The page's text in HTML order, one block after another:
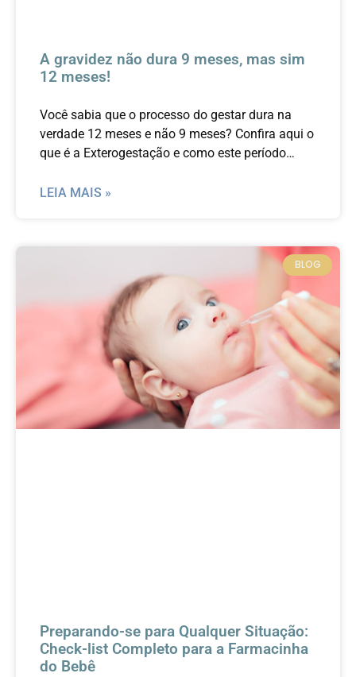
A gravidez não dura 9 meses, mas sim
12 meses!
Você sabia que o processo do gestar dura na
verdade 12 meses e não 9 meses? Confira aqui o
que é a Exterogestação e como este período
LEIA MAIS »
BLOG
Preparando-se para Qualquer Situação:
Check-list Completo para a Farmacinha
do Bebê